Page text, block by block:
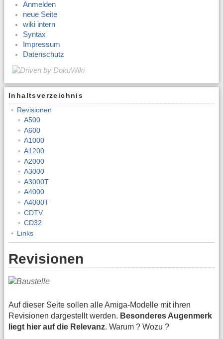
Anmelden
neue Seite
wiki intern
Syntax
Impressum
Datenschutz
Inhaltsverzeichnis
Revisionen
A500
A600
A1000
A1200
A2000
A3000
A3000T
A4000
A4000T
CDTV
CD32
Links
Revisionen
Auf dieser Seite sollen alle Amiga-Modelle mit ihren
Revisionen dargestellt werden. Besonderes Augenmerk
liegt hier auf die Relevanz. Warum ? Wozu ?